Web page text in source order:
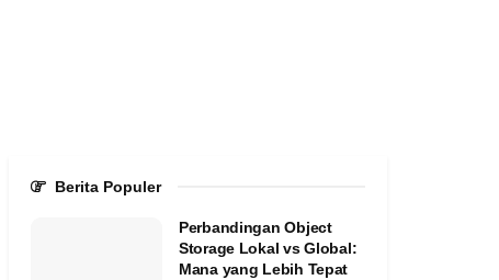
Berita Populer
Perbandingan Object
Storage Lokal vs Global:
Mana yang Lebih Tepat